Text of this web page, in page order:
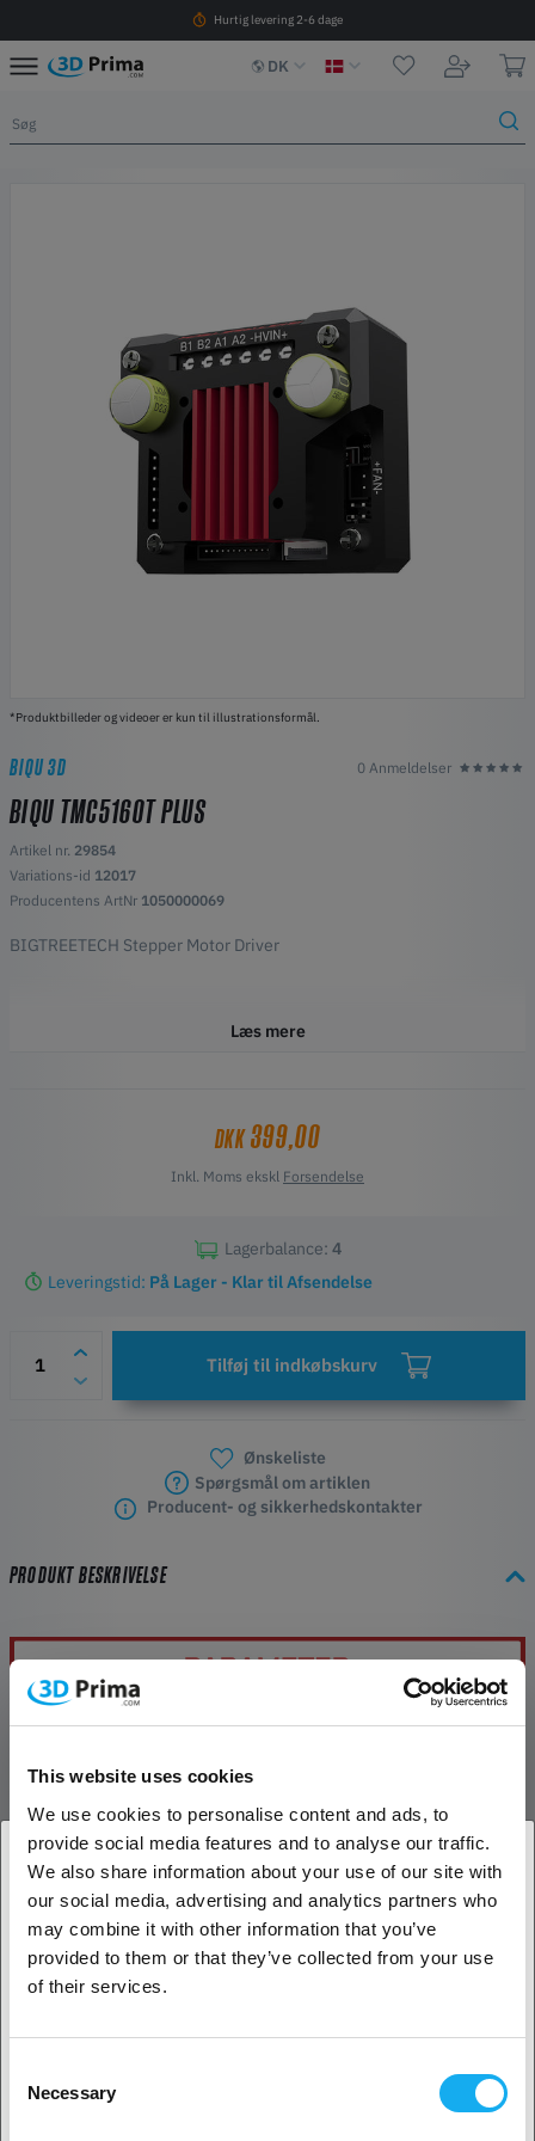
This website uses cookies
We use cookies to personalise content and ads, to
provide social media features and to analyse our traffic.
We also share information about your use of our site with
our social media, advertising and analytics partners who
may combine it with other information that you’ve
provided to them or that they’ve collected from your use
of their services.
Selection
Necessary
Hurtig levering 2-6 dage
DK
*Produktbilleder og videoer er kun til illustrationsformål.
BIQU 3D 0 Anmeldelser
BIQU TMC5160T PLUS
Artikel nr. 29854
Variations-id 12017
Producentens ArtNr 1050000069
BIGTREETECH Stepper Motor Driver
Læs mere
DKK399,00
Inkl. Moms ekskl Forsendelse
Lagerbalance: 4
Leveringstid: På Lager - Klar til Afsendelse
Tilføj til indkøbskurv
Ønskeliste
Spørgsmål om artiklen
Producent- og sikkerhedskontakter
PRODUKT BESKRIVELSE
1. Er du erhvervskunde eller privatkunde?
Erhvervskunde
Privat kunde